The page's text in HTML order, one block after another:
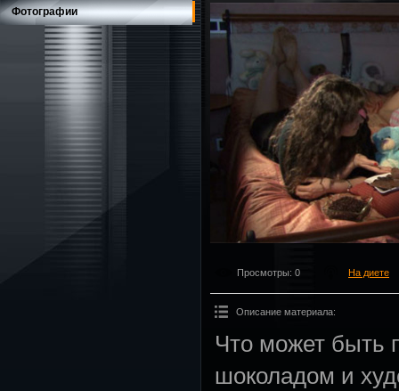
Фотографии
Просмотры: 0 На диете
Описание материала:
Что может быть
шоколадом и